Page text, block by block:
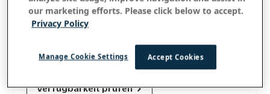
Erhalten Sie bis zu 25 % Rabatt, Frühstück,
Buchen Sie direkt für die besten Preise
im OUTRIGGER Koh Samui Beach Resort
Verfügbarkeit prüfen
our marketing efforts. Please click below to accept.
Privacy Policy
Accept Cookies
Manage Cookie Settings